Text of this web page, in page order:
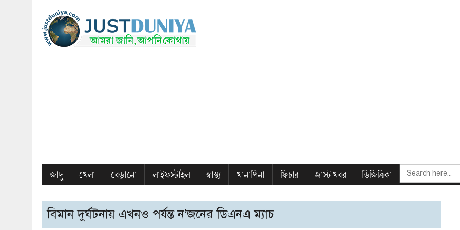
জাদু খেলা বেড়ানো লাইফস্টাইল স্বাস্থ্য খানাপিনা ফিচার জাস্ট খবর ডিজিত্রিকা
SEARCH
FOR:
বিমান দুর্ঘটনায় এখনও পর্যন্ত ন’জনের ডিএনএ ম্যাচ